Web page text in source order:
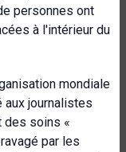
personnes ont
à l'intérieur du
mondiale
aux journalistes
des soins «
par les